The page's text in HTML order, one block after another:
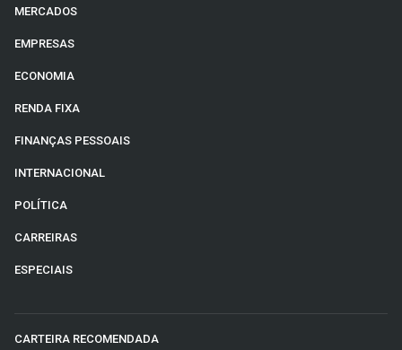
MERCADOS
EMPRESAS
ECONOMIA
RENDA FIXA
FINANÇAS PESSOAIS
INTERNACIONAL
POLÍTICA
CARREIRAS
ESPECIAIS
CARTEIRA RECOMENDADA